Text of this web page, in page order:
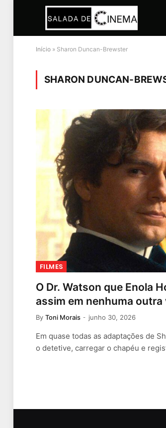
Início » Sharon Duncan-Brewster
SHARON DUNCAN-
FILMES
O Dr. Watson que Enola
assim em nenhuma outra
By Toni Morais junho 30, 2026
Em quase todas as adaptações de
o detetive, carregar o chapéu e